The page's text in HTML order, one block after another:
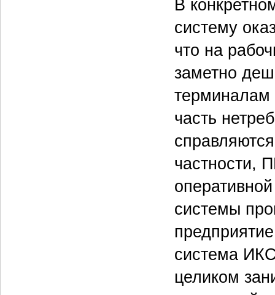
В
систему
что на
заметно
терминалам
часть
частности,
системы
система
целиком